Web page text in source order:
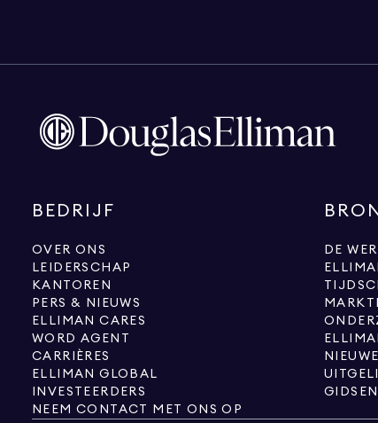
BEDRIJF
OVER ONS
LEIDERSCHAP
KANTOREN
PERS & NIEUWS
ELLIMAN CARES
WORD AGENT
CARRIÈRES
ELLIMAN GLOBAL
INVESTEERDERS
NEEM CONTACT MET ONS OP
DE